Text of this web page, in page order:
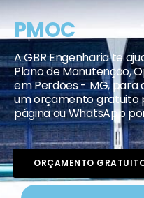
PMOC
A GBR Engenharia te
Plano de Manutenção,
em Perdões - MG, para
um orçamento gratuito
página ou WhatsApp
ORÇAMENTO